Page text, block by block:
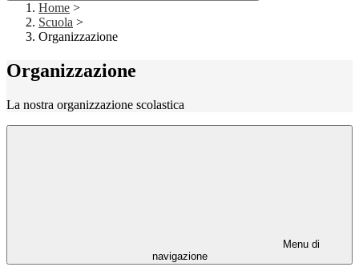
Home >
Scuola >
Organizzazione
Organizzazione
La nostra organizzazione scolastica
Menu di
navigazione